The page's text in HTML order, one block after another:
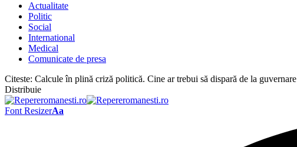
Actualitate
Politic
Social
International
Medical
Comunicate de presa
Citeste: Calcule în plină criză politică. Cine ar trebui să dispară de la guvernare
Distribuie
Font ResizerAa